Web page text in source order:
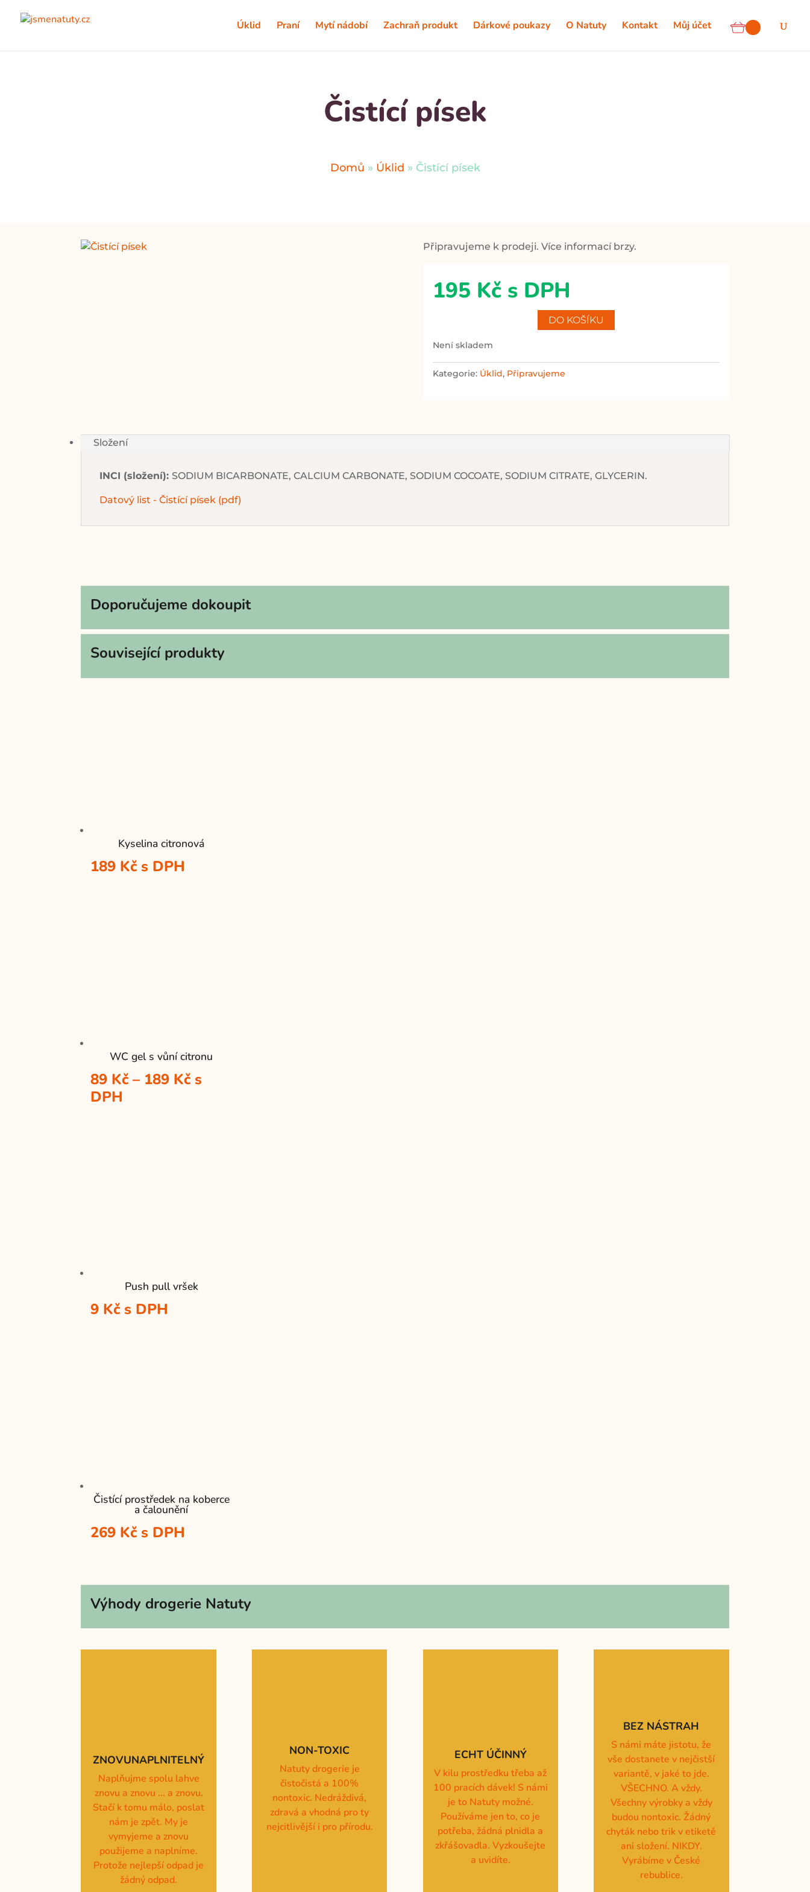
Úklid Praní Mytí nádobí Zachraň produkt Dárkové poukazy O Natuty Kontakt Můj účet
Čistící písek
Domů » Úklid » Čistící písek
Připravujeme k prodeji. Více informací brzy.
195 Kč s DPH
DO KOŠÍKU
není skladem
Kategorie: Úklid, Připravujeme
Složení
INCI (složení):SODIUM BICARBONATE, CALCIUM CARBONATE, SODIUM COCOATE, SODIUM CITRATE, GLYCERIN.
Datový list - Čistící písek (pdf)
Doporučujeme dokoupit
Související produkty
Kyselina citronová
189 Kč s DPH
WC gel s vůní citronu
89 Kč – 189 KčRozpětí
s
DPH
Push pull vršek
9 Kč s DPH
Čistící prostředek na koberce
a čalounění
269 Kč s DPH
Výhody drogerie Natuty
ZNOVUNAPLNITELNÝ
Naplňujme spolu lahve
znovu a znovu ... a znovu.
Stačí k tomu málo, poslat
nám je zpět. My je
vymyjeme a znovu
použijeme a naplníme.
Protože nejlepší odpad je
žádný odpad.
NON-TOXIC
Natuty drogerie je
čistočistá a 100%
nontoxic. Nedráždivá,
zdravá a vhodná pro ty
nejcitlivější i pro přírodu.
ECHT ÚČINNÝ
V kilu prostředku třeba až
100 pracích dávek! S námi
je to Natuty možné.
Používáme jen to, co je
potřeba, žádná plnidla a
zkřášovadla. Vyzkoušejte
a uvidíte.
BEZ NÁSTRAH
S námi máte jistotu, že
vše dostanete v nejčistší
variantě, v jaké to jde.
VŠECHNO. A vždy.
Všechny výrobky a vždy
budou nontoxic. Žádný
chyták nebo trik v etiketě
ani složení. NIKDY.
Vyrábíme v České
rebublice.